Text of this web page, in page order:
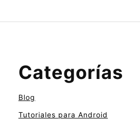
Categorías
Blog
Tutoriales para Android